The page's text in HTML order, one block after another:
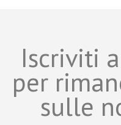
Iscriviti
per
sulle